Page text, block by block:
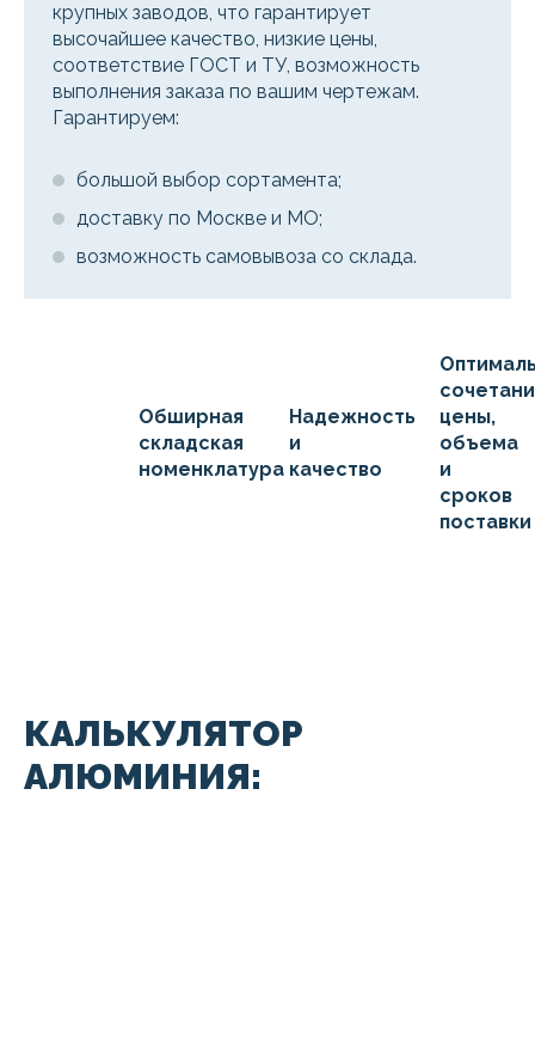
крупных заводов, что гарантирует
высочайшее качество, низкие цены,
соответствие ГОСТ и ТУ, возможность
выполнения заказа по вашим чертежам.
Гарантируем:
большой выбор сортамента;
доставку по Москве и МО;
возможность самовывоза со склада.
Обширная
складская
номенклатура
Надежность
и
качество
цены,
объема
и
сроков
поставки
КАЛЬКУЛЯТОР
АЛЮМИНИЯ: